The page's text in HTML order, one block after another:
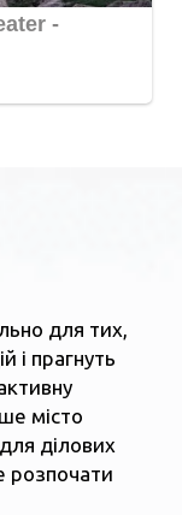
для тих,
і прагнуть
місто
ділових
розпочати